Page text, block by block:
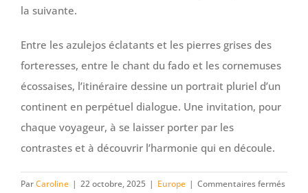
la suivante.
Entre les azulejos éclatants et les pierres grises des
forteresses, entre le chant du fado et les cornemuses
écossaises, l’itinéraire dessine un portrait pluriel d’un
continent en perpétuel dialogue. Une invitation, pour
chaque voyageur, à se laisser porter par les
contrastes et à découvrir l’harmonie qui en découle.
ParCaroline | 22 octobre, 2025 | Europe | Commentaires ferméssur